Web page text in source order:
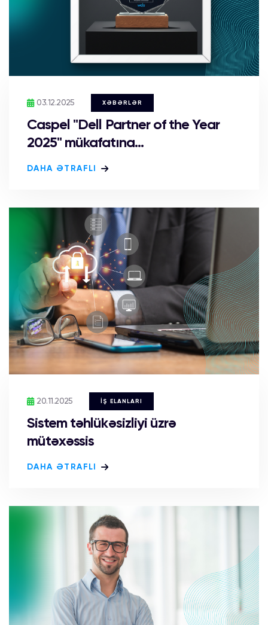
03.12.2025 XƏBƏRLƏR
Caspel "Dell Partner of the Year
2025" mükafatına...
DAHA ƏTRAFLI
20.11.2025 İŞ ELANLARI
Sistem təhlükəsizliyi üzrə
mütəxəssis
DAHA ƏTRAFLI